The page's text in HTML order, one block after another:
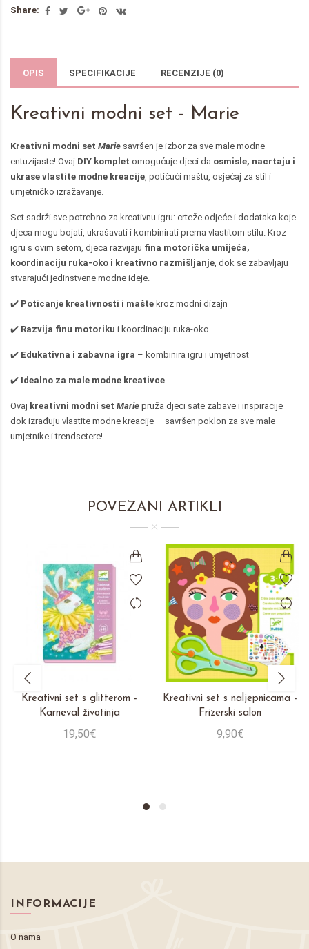
Share:
OPIS SPECIFIKACIJE RECENZIJE (0)
Kreativni modni set - Marie
Kreativni modni set Marie savršen je izbor za sve male modne
entuzijaste! Ovaj DIY komplet omogućuje djeci da osmisle, nacrtaju i
ukrase vlastite modne kreacije , potičući maštu, osjećaj za stil i
umjetničko izražavanje.
Set sadrži sve potrebno za kreativnu igru: crteže odjeće i dodataka koje
djeca mogu bojati, ukrašavati i kombinirati prema vlastitom stilu. Kroz
igru s ovim setom, djeca razvijaju fina motorička umijeća,
koordinaciju ruka-oko i kreativno razmišljanje , dok se zabavljaju
stvarajući jedinstvene modne ideje.
✔️ Poticanje kreativnosti i mašte kroz modni dizajn
✔️ Razvija finu motoriku i koordinaciju ruka-oko
✔️ Edukativna i zabavna igra – kombinira igru i umjetnost
✔️ Idealno za male modne kreativce
Ovaj kreativni modni set Marie pruža djeci sate zabave i inspiracije
dok izrađuju vlastite modne kreacije — savršen poklon za sve male
umjetnike i trendsetere!
POVEZANI ARTIKLI
Kreativni set s glitterom -
Karneval životinja
19,50€
Kreativni set s naljepnicama -
Frizerski salon
9,90€
INFORMACIJE
O nama